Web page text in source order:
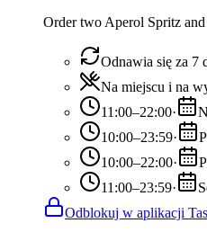
Order two Aperol Spritz
Odnawia się za 7
Na miejscu i na
11:00–22:00·
10:00–23:59·
10:00–22:00·
11:00–23:59·
Odblokuj w aplikacji